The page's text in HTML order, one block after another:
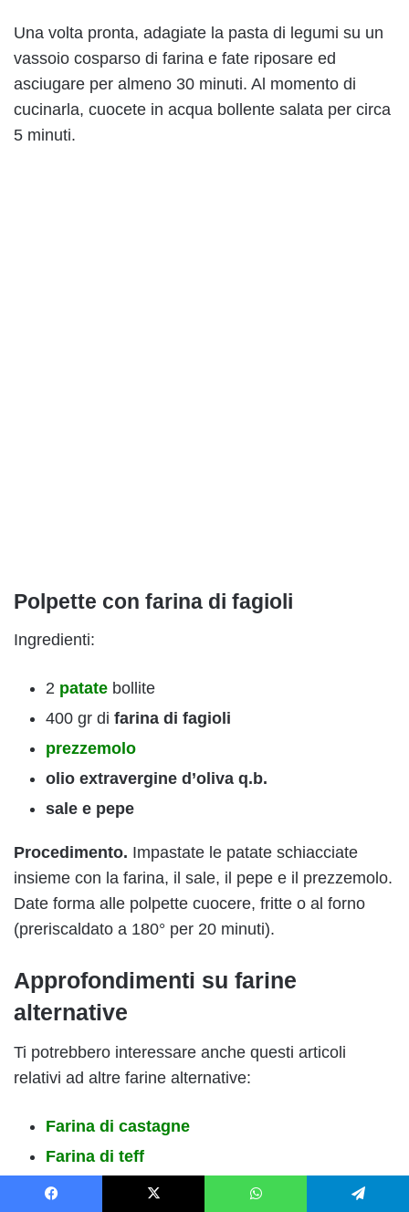
Una volta pronta, adagiate la pasta di legumi su un
vassoio cosparso di farina e fate riposare ed
asciugare per almeno 30 minuti. Al momento di
cucinarla, cuocete in acqua bollente salata per circa
5 minuti.
Polpette con farina di fagioli
Ingredienti:
2 patate bollite
400 gr di farina di fagioli
prezzemolo
olio extravergine d’oliva q.b.
sale e pepe
Procedimento. Impastate le patate schiacciate
insieme con la farina, il sale, il pepe e il prezzemolo.
Date forma alle polpette cuocere, fritte o al forno
(preriscaldato a 180° per 20 minuti).
Approfondimenti su farine
alternative
Ti potrebbero interessare anche questi articoli
relativi ad altre farine alternative:
Farina di castagne
Farina di teff
Farina di riso